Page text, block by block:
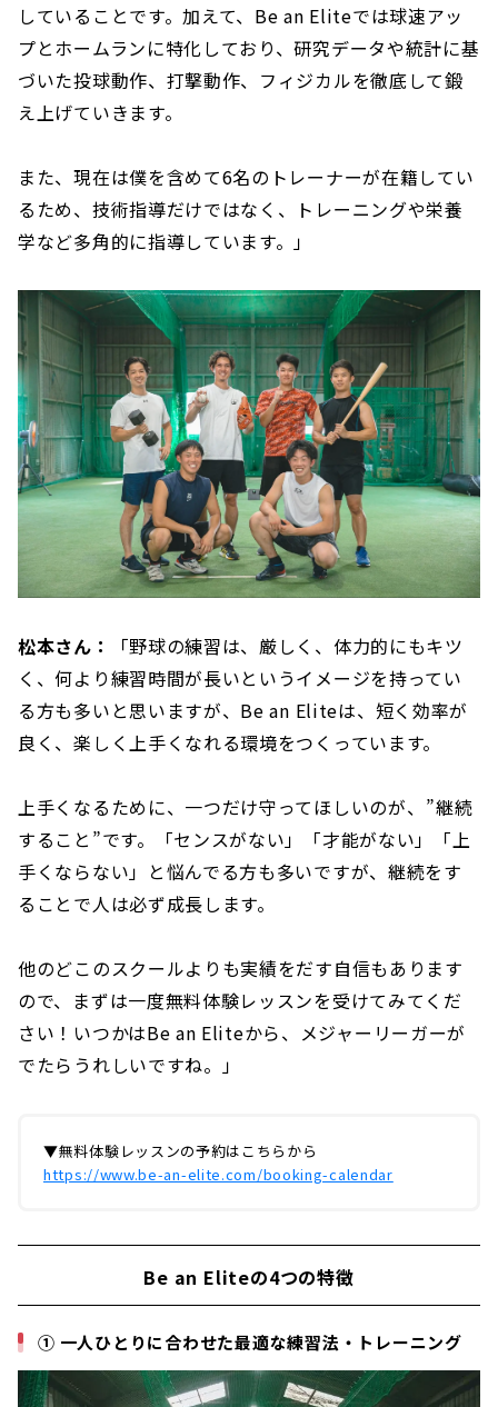
していることです。加えて、Be an Eliteでは球速アッ
プとホームランに特化しており、研究データや統計に基
づいた投球動作、打撃動作、フィジカルを徹底して鍛
え上げていきます。
また、現在は僕を含めて6名のトレーナーが在籍してい
るため、技術指導だけではなく、トレーニングや栄養
学など多角的に指導しています。」
松本さん：
「野球の練習は、厳しく、体力的にもキツ
く、何より練習時間が長いというイメージを持ってい
る方も多いと思いますが、Be an Eliteは、短く効率が
良く、楽しく上手くなれる環境をつくっています。
上手くなるために、一つだけ守ってほしいのが、⁡”継続
すること”です。「センスがない」「才能がない」「上
手くならない」と悩んでる方も多いですが、継続をす
ることで人は必ず成長します。
他のどこのスクールよりも実績をだす自信もあります
ので、まずは一度無料体験レッスンを受けてみてくだ
さい！いつかはBe an Eliteから、メジャーリーガーが
でたらうれしいですね。」
▼無料体験レッスンの予約はこちらから
https://www.be-an-elite.com/booking-calendar
Be an Eliteの4つの特徴
① 一人ひとりに合わせた最適な練習法・トレーニング